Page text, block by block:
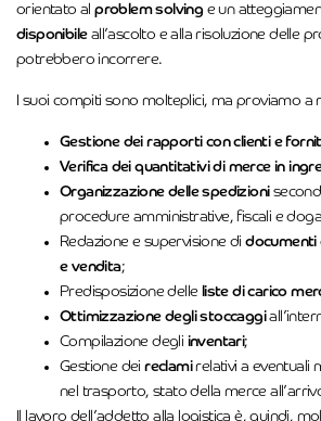
orientato alproblem solving e un
disponibile all’ascolto e alla risoluzione delle
potrebbero incorrere.
I suoi compiti sono molteplici, ma proviamo a
Gestione dei rapporti con clienti e
Verifica dei quantitativi di merce in
Organizzazione delle spedizioni
procedure amministrative, fiscali e
Redazione e supervisione di
e vendita;
Predisposizione delle liste di carico
Ottimizzazione degli stoccaggi
Compilazione degli inventari;
Gestione deireclamirelativi a eventuali
nel trasporto, stato della merce
Il lavoro dell’addetto alla logistica è, quindi,